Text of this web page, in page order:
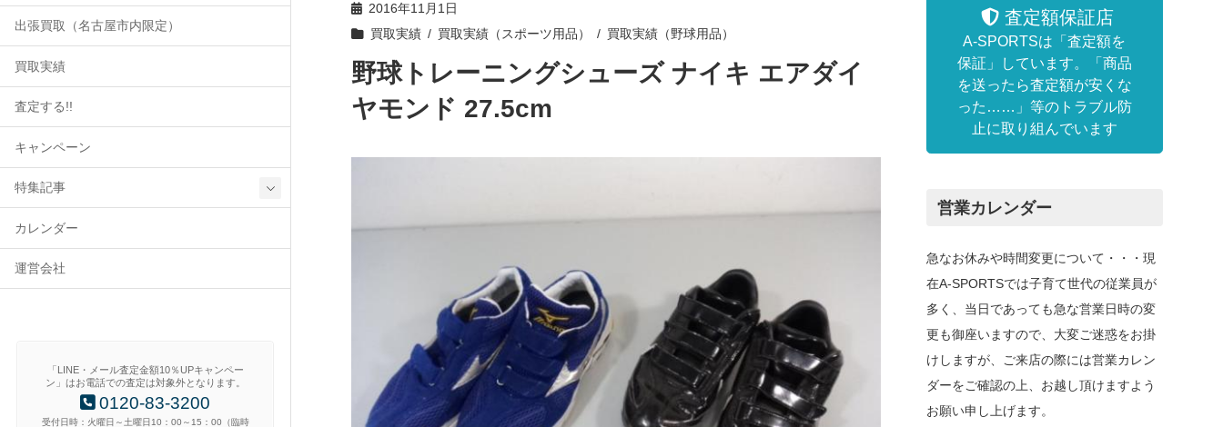
出張買取（名古屋市内限定）
買取実績
査定する!!
キャンペーン
特集記事
カレンダー
運営会社
「LINE・メール査定金額10％UPキャンペー
ン」はお電話での査定は対象外となります。
0120-83-3200
受付日時：火曜日～土曜日10：00～15：00（臨時
2016年11月1日
買取実績
買取実績（スポーツ用品） 買取実績（野球用品）
野球トレーニングシューズ ナイキ エアダイ
ヤモンド 27.5cm
査定額保証店
A-SPORTSは「査定額を
保証」しています。「商品
を送ったら査定額が安くな
った……」等のトラブル防
止に取り組んでいます
営業カレンダー
急なお休みや時間変更について・・・現
在A-SPORTSでは子育て世代の従業員が
多く、当日であっても急な営業日時の変
更も御座いますので、大変ご迷惑をお掛
けしますが、ご来店の際には営業カレン
ダーをご確認の上、お越し頂けますよう
お願い申し上げます。